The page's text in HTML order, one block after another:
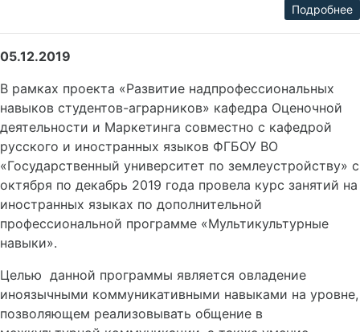
Подробнее
05.12.2019
В рамках проекта «Развитие надпрофессиональных
навыков студентов-аграрников» кафедра Оценочной
деятельности и Маркетинга совместно с кафедрой
русского и иностранных языков ФГБОУ ВО
«Государственный университет по землеустройству» с
октября по декабрь 2019 года провела курс занятий на
иностранных языках по дополнительной
профессиональной программе «Мультикультурные
навыки».
Целью данной программы является овладение
иноязычными коммуникативными навыками на уровне,
позволяющем реализовывать общение в